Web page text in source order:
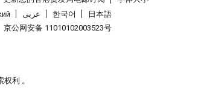
عربى 한국어
日本語
京公网安备 11010102003523号
利 。